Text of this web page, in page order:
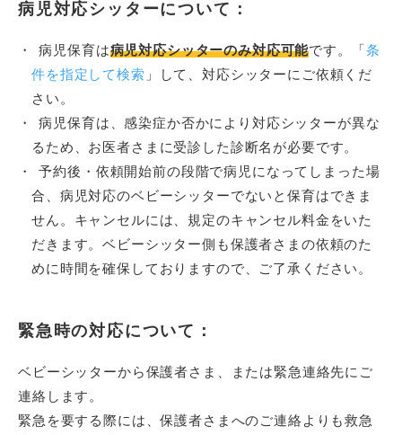
病児対応シッターについて：
病児保育は病児対応シッターのみ対応可能です。「条
件を指定して検索 」して、対応シッターにご依頼くだ
さい。
病児保育は、感染症か否かにより対応シッターが異な
るため、お医者さまに受診した診断名が必要です。
予約後・依頼開始前の段階で病児になってしまった場
合、病児対応のベビーシッターでないと保育はできま
せん。キャンセルには、規定のキャンセル料金をいた
だきます。ベビーシッター側も保護者さまの依頼のた
めに時間を確保しておりますので、ご了承ください。
緊急時の対応について：
ベビーシッターから保護者さま、または緊急連絡先にご
連絡します。
緊急を要する際には、保護者さまへのご連絡よりも救急